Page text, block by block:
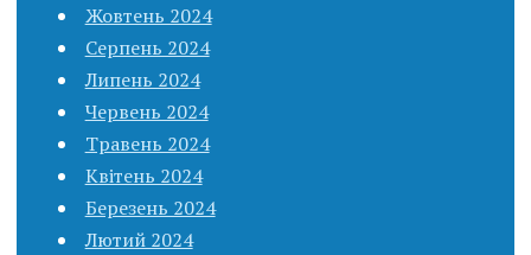
Жовтень 2024
Серпень 2024
Липень 2024
Червень 2024
Травень 2024
Квітень 2024
Березень 2024
Лютий 2024